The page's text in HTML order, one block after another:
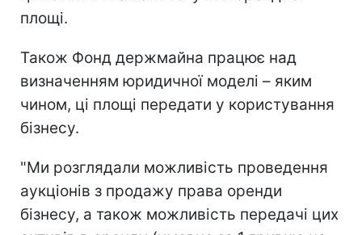
площі.
Також Фонд держмайна працює над
визначенням юридичної моделі – яким
чином, ці площі передати у користування
бізнесу.
"Ми розглядали можливість проведення
аукціонів з продажу права оренди
бізнесу, а також можливість передачі цих